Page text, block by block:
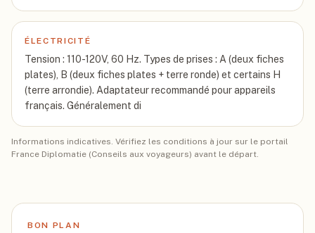
ÉLECTRICITÉ
Tension : 110-120V, 60 Hz. Types de prises : A (deux fiches
plates), B (deux fiches plates + terre ronde) et certains H
(terre arrondie). Adaptateur recommandé pour appareils
français. Généralement di
Informations indicatives. Vérifiez les conditions à jour sur le portail
France Diplomatie (Conseils aux voyageurs) avant le départ.
BON PLAN